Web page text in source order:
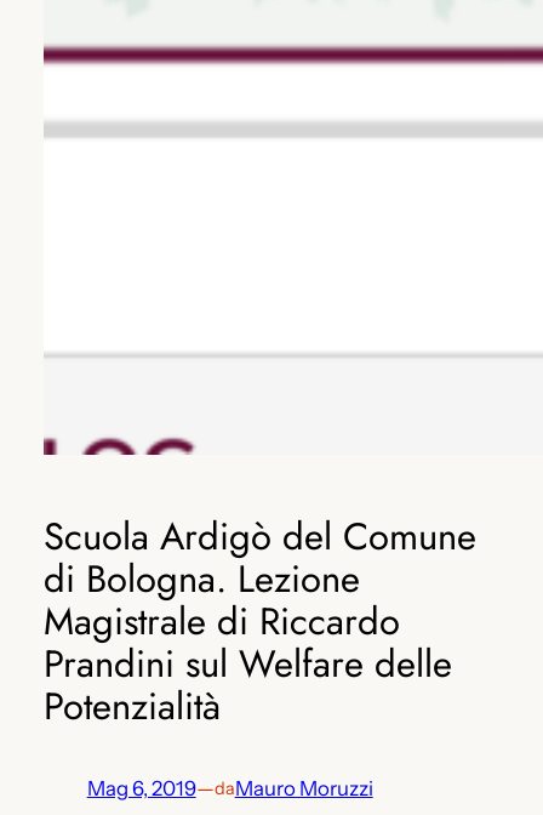
Scuola Ardigò del Comune
di Bologna. Lezione
Magistrale di Riccardo
Prandini sul Welfare delle
Potenzialità
Mag 6, 2019—daMauro Moruzzi